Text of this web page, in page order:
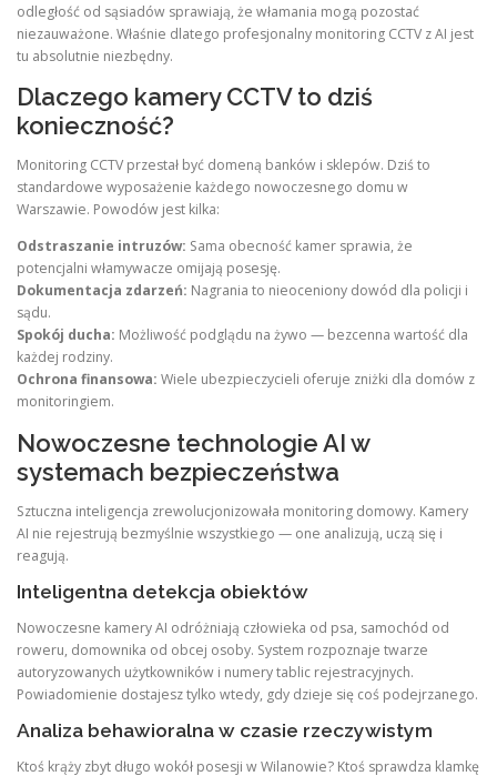
odległość od sąsiadów sprawiają, że włamania mogą pozostać
niezauważone. Właśnie dlatego profesjonalny monitoring CCTV z AI jest
tu absolutnie niezbędny.
Dlaczego kamery CCTV to dziś
konieczność?
Monitoring CCTV przestał być domeną banków i sklepów. Dziś to
standardowe wyposażenie każdego nowoczesnego domu w
Warszawie. Powodów jest kilka:
Odstraszanie intruzów: Sama obecność kamer sprawia, że
potencjalni włamywacze omijają posesję.
Dokumentacja zdarzeń: Nagrania to nieoceniony dowód dla policji i
sądu.
Spokój ducha: Możliwość podglądu na żywo — bezcenna wartość dla
każdej rodziny.
Ochrona finansowa: Wiele ubezpieczycieli oferuje zniżki dla domów z
monitoringiem.
Nowoczesne technologie AI w
systemach bezpieczeństwa
Sztuczna inteligencja zrewolucjonizowała monitoring domowy. Kamery
AI nie rejestrują bezmyślnie wszystkiego — one analizują, uczą się i
reagują.
Inteligentna detekcja obiektów
Nowoczesne kamery AI odróżniają człowieka od psa, samochód od
roweru, domownika od obcej osoby. System rozpoznaje twarze
autoryzowanych użytkowników i numery tablic rejestracyjnych.
Powiadomienie dostajesz tylko wtedy, gdy dzieje się coś podejrzanego.
Analiza behawioralna w czasie rzeczywistym
Ktoś krąży zbyt długo wokół posesji w Wilanowie? Ktoś sprawdza klamkę